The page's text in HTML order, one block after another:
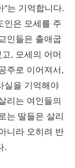
"는 기억합니다.
인은 모세를 주
인들은 출애굽
, 모세의 어머
주로 이어져서,
실을 기억해야
리는 여인들의
는 딸들은 살리
니라 오히려 반
.